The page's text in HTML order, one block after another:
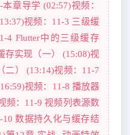
章导学 (02:57)视频：
视频：11-3 三级缓
4 Flutter中的三级缓存
存实现（一） (15:08)视
二） (13:14)视频：11-7
视频：11-8 播放器
频：11-9 视频列表源数
数据持久化与缓存结